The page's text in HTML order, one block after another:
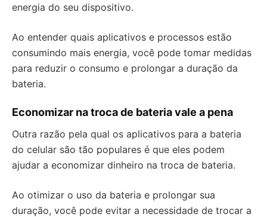
energia do seu dispositivo.
Ao entender quais aplicativos e processos estão
consumindo mais energia, você pode tomar medidas
para reduzir o consumo e prolongar a duração da
bateria.
Economizar na troca de bateria vale a pena
Outra razão pela qual os aplicativos para a bateria
do celular são tão populares é que eles podem
ajudar a economizar dinheiro na troca de bateria.
Ao otimizar o uso da bateria e prolongar sua
duração, você pode evitar a necessidade de trocar a